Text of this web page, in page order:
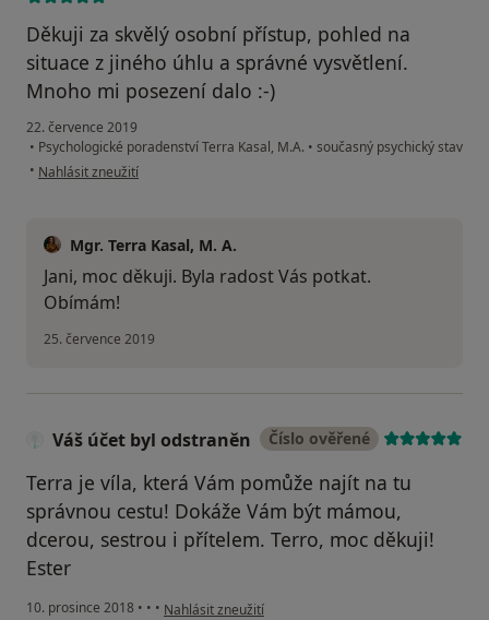
Děkuji za skvělý osobní přístup, pohled na
situace z jiného úhlu a správné vysvětlení.
Mnoho mi posezení dalo :-)
22. července 2019
• Psychologické poradenství Terra Kasal, M.A. • současný psychický stav
• podle názoru uživatele Váš účet byl odstraněn
Nahlásit zneužití
Mgr. Terra Kasal, M. A.
Jani, moc děkuji. Byla radost Vás potkat.
Obímám!
25. července 2019
Váš účet byl odstraněn Číslo ověřené
Terra je víla, která Vám pomůže najít na tu
správnou cestu! Dokáže Vám být mámou,
dcerou, sestrou i přítelem. Terro, moc děkuji!
Ester
10. prosince 2018 • • • podle názoru uživatele Váš účet byl odstraněn
Nahlásit zneužití